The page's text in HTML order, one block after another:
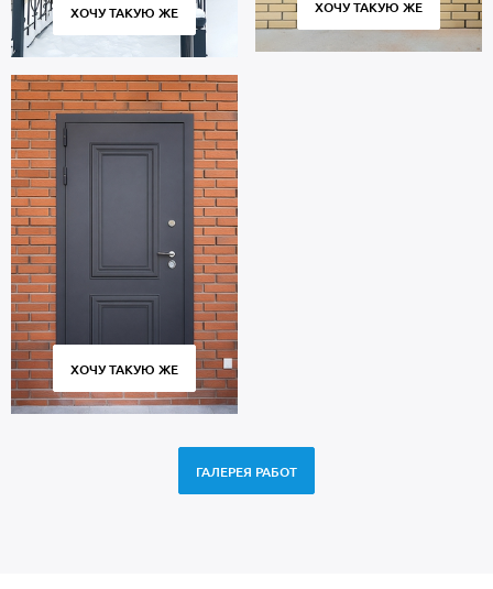
ХОЧУ ТАКУЮ ЖЕ
ХОЧУ ТАКУЮ ЖЕ
ХОЧУ ТАКУЮ ЖЕ
ГАЛЕРЕЯ РАБОТ